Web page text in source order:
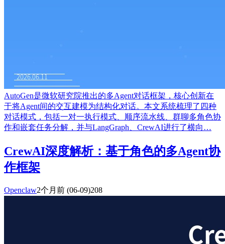
AutoGen是微软研究院推出的多Agent对话框架，核心创新在
于将Agent间的交互建模为结构化对话。本文系统梳理了四种
对话模式，包括一对一执行模式、顺序流水线、群聊多角色协
作和嵌套任务分解，并与LangGraph、CrewAI进行了横向…
CrewAI深度解析：基于角色的多Agent协
作框架
Openclaw2个月前 (06-09)208